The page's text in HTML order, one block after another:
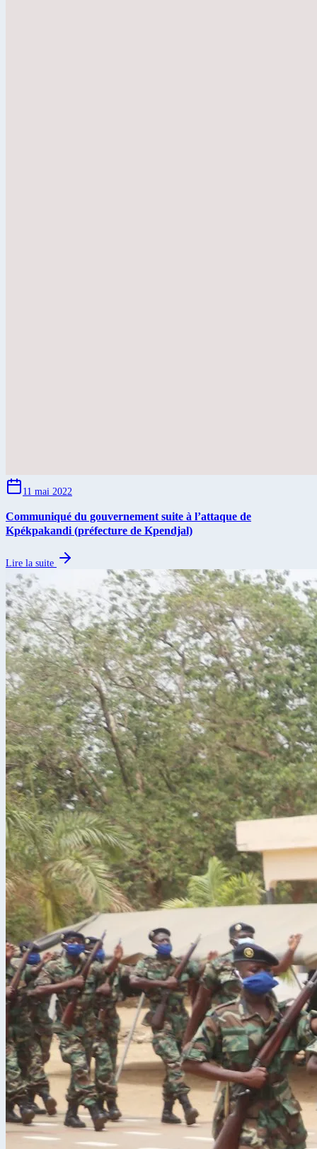
11 mai 2022
Communiqué du gouvernement suite à l’attaque de
Kpékpakandi (préfecture de Kpendjal)
Lire la suite